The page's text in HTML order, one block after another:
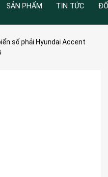
SẢN PHẨM TIN TỨC
số phải Hyundai Accent